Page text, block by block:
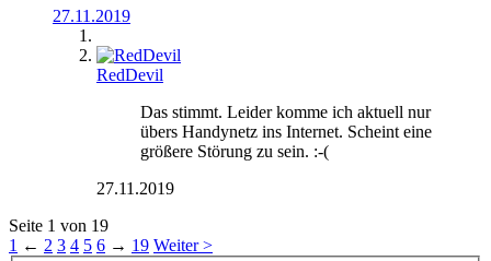
27.11.2019
RedDevil
Das stimmt. Leider komme ich aktuell nur
übers Handynetz ins Internet. Scheint eine
größere Störung zu sein. :-(
27.11.2019
Seite 1 von 19
1 ← 2 3 4 5 6 → 19 Weiter >